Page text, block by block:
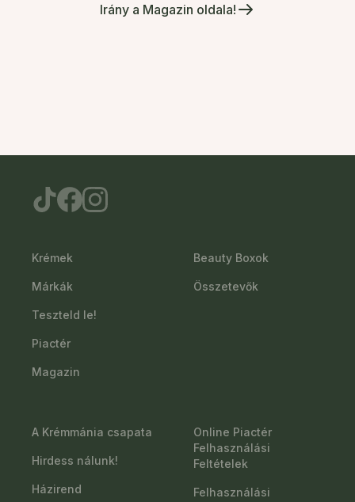
Irány a Magazin oldala!
Krémek
Márkák
Teszteld le!
Piactér
Magazin
Beauty Boxok
Összetevők
A Krémmánia csapata
Hirdess nálunk!
Házirend
Online Piactér
Felhasználási
Feltételek
Felhasználási